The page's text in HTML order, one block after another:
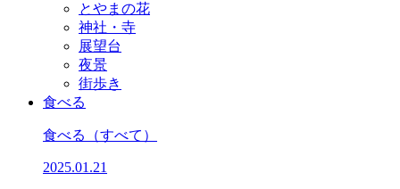
とやまの花
神社・寺
展望台
夜景
街歩き
食べる
食べる （すべて）
2025.01.21